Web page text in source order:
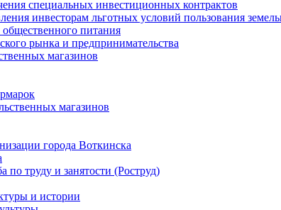
специальных инвестиционных контрактов
инвесторам льготных условий пользования
питания
рынка и предпринимательства
магазинов
магазинов
города Воткинска
по труду и занятости (Роструд)
и истории